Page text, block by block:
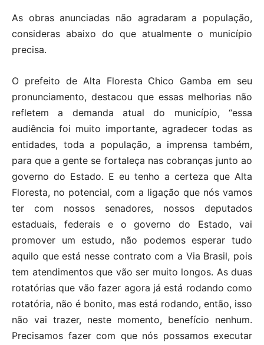
As obras anunciadas não agradaram a população,
consideras abaixo do que atualmente o município
precisa.
O prefeito de Alta Floresta Chico Gamba em seu
pronunciamento, destacou que essas melhorias não
refletem a demanda atual do município, “essa
audiência foi muito importante, agradecer todas as
entidades, toda a população, a imprensa também,
para que a gente se fortaleça nas cobranças junto ao
governo do Estado. E eu tenho a certeza que Alta
Floresta, no potencial, com a ligação que nós vamos
ter com nossos senadores, nossos deputados
estaduais, federais e o governo do Estado, vai
promover um estudo, não podemos esperar tudo
aquilo que está nesse contrato com a Via Brasil, pois
tem atendimentos que vão ser muito longos. As duas
rotatórias que vão fazer agora já está rodando como
rotatória, não é bonito, mas está rodando, então, isso
não vai trazer, neste momento, benefício nenhum.
Precisamos fazer com que nós possamos executar